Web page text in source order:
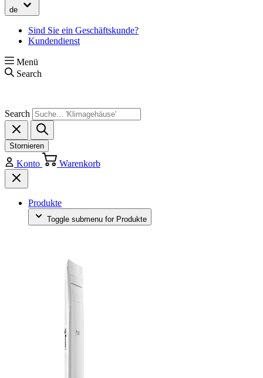
de
Sind Sie ein Geschäftskunde?
Kundendienst
Menü
Search
Search
Stornieren
Konto Warenkorb
Produkte
Toggle submenu for Produkte